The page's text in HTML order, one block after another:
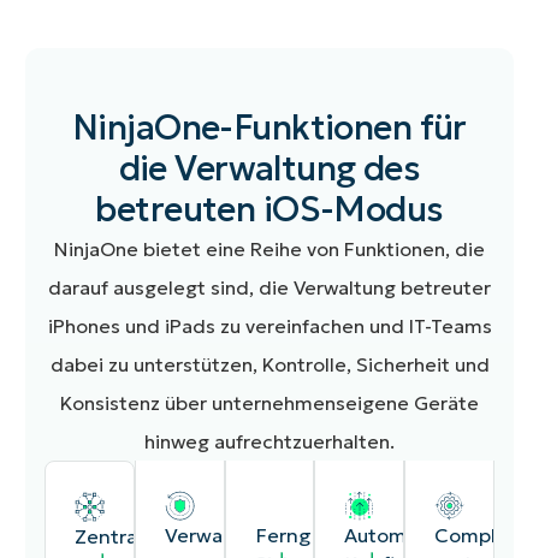
NinjaOne-Funktionen für
die Verwaltung des
betreuten iOS-Modus
NinjaOne bietet eine Reihe von Funktionen, die
darauf ausgelegt sind, die Verwaltung betreuter
iPhones und iPads zu vereinfachen und IT-Teams
dabei zu unterstützen, Kontrolle, Sicherheit und
Konsistenz über unternehmenseigene Geräte
hinweg aufrechtzuerhalten.
ZentralisierteVerwaltungFerngesteuerteAutomatisiertes